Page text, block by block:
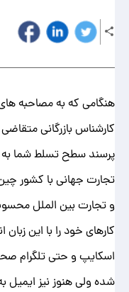
هنگامی که به مصاحبه
کارشناس بازرگانی
پرسند سطح تسلط شما به
تجارت جهانی با کشور
و تجارت بین الملل
کارهای خود را با این
اسکایپ و حتی تلگرام
شده ولی هنوز نیز